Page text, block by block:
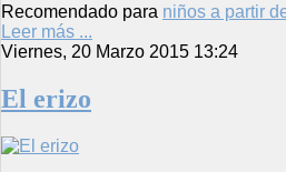
Recomendado para niños a partir
Leer más ...
Viernes, 20 Marzo 2015 13:24
El erizo